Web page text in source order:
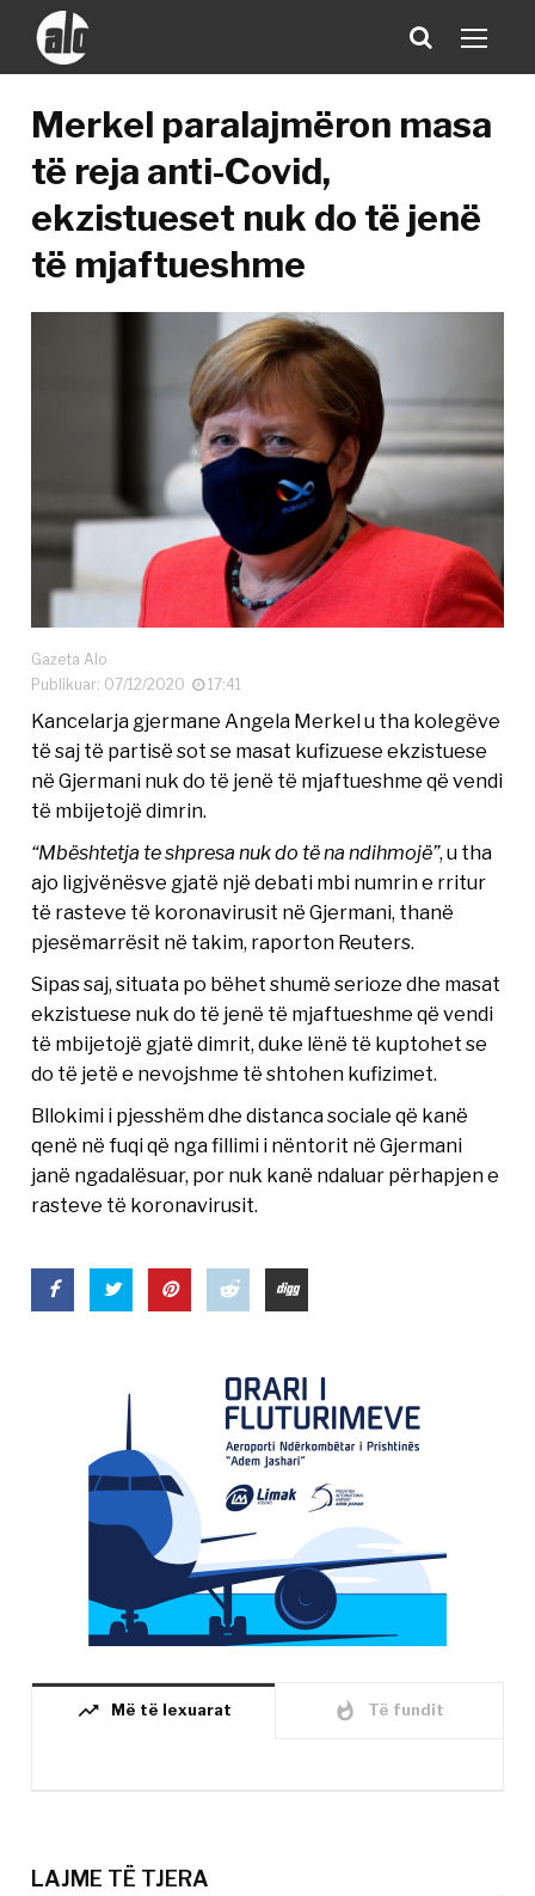
Merkel paralajmëron masa
të reja anti-Covid,
ekzistueset nuk do të jenë
të mjaftueshme
Gazeta Alo
Publikuar: 07/12/2020
17:41
Kancelarja gjermane Angela Merkel u tha kolegëve
të saj të partisë sot se masat kufizuese ekzistuese
në Gjermani nuk do të jenë të mjaftueshme që vendi
të mbijetojë dimrin.
“Mbështetja te shpresa nuk do të na ndihmojë”, u tha
ajo ligjvënësve gjatë një debati mbi numrin e rritur
të rasteve të koronavirusit në Gjermani, thanë
pjesëmarrësit në takim, raporton Reuters.
Sipas saj, situata po bëhet shumë serioze dhe masat
ekzistuese nuk do të jenë të mjaftueshme që vendi
të mbijetojë gjatë dimrit, duke lënë të kuptohet se
do të jetë e nevojshme të shtohen kufizimet.
Bllokimi i pjesshëm dhe distanca sociale që kanë
qenë në fuqi që nga fillimi i nëntorit në Gjermani
janë ngadalësuar, por nuk kanë ndaluar përhapjen e
rasteve të koronavirusit.
trending_up Më të lexuarat whatshot Të fundit
LAJME TË TJERA